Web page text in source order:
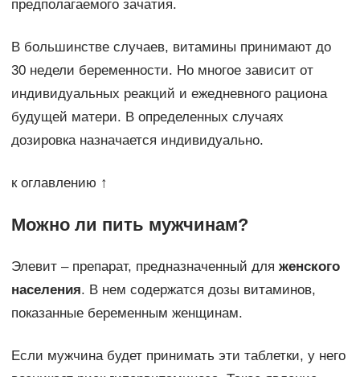
предполагаемого зачатия.
В большинстве случаев, витамины принимают до
30 недели беременности. Но многое зависит от
индивидуальных реакций и ежедневного рациона
будущей матери. В определенных случаях
дозировка назначается индивидуально.
к оглавлению ↑
Можно ли пить мужчинам?
Элевит – препарат, предназначенный для женского
населения. В нем содержатся дозы витаминов,
показанные беременным женщинам.
Если мужчина будет принимать эти таблетки, у него